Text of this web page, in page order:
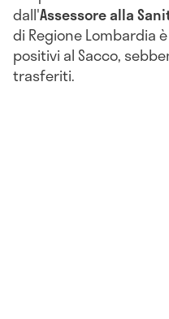
dall'Assessore alla
di Regione Lombardia
positivi al Sacco,
trasferiti.